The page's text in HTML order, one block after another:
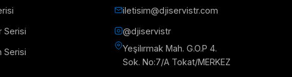
Serisi
Serisi
iletisim@djiservistr.com
@djiservistr
Yeşilırmak Mah. G.O.P 4.
Sok. No:7/A Tokat/MERKEZ